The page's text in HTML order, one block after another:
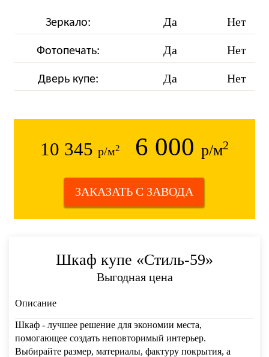
Зеркало: Да Нет
Фотопечать: Да Нет
Дверь купе: Да Нет
10 345 р/м2 6 000 р/м2
ЗАКАЗАТЬ С ЗАВОДА
Шкаф купе «Стиль-59»
Выгодная цена
Описание
Шкаф - лучшее решение для экономии места,
помогающее создать неповторимый интерьер.
Выбирайте размер, материалы, фактуру покрытия, а